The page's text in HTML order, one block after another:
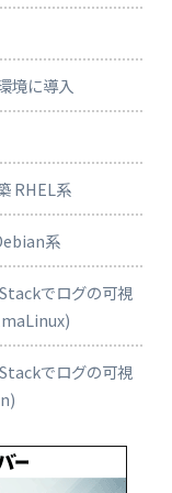
境に導入
RHEL系
系
でログの可視
でログの可視